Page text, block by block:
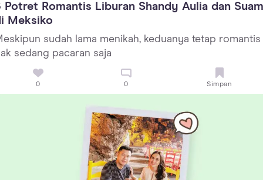
Potret Romantis Liburan Shandy Aulia dan
Meksiko
sudah lama menikah, keduanya tetap romantis
sedang pacaran saja
0 0 Simpan